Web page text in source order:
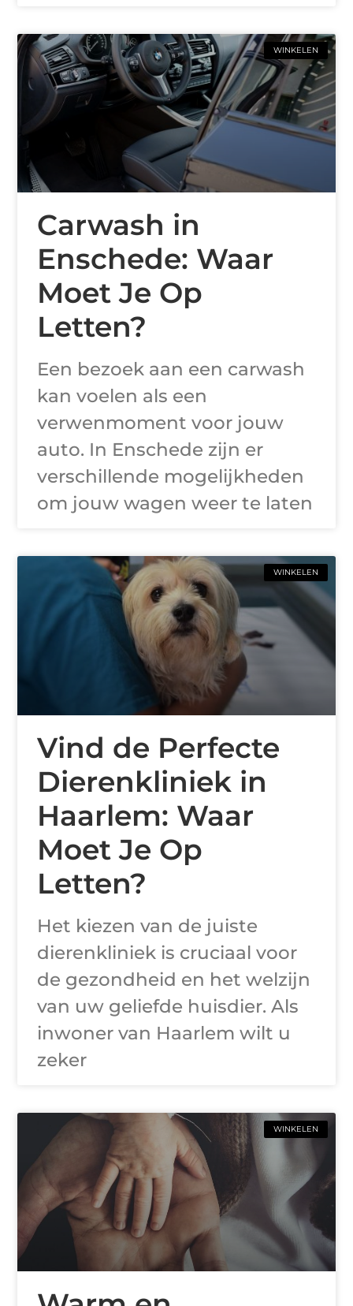
WINKELEN
Carwash in
Enschede: Waar
Moet Je Op
Letten?
Een bezoek aan een carwash
kan voelen als een
verwenmoment voor jouw
auto. In Enschede zijn er
verschillende mogelijkheden
om jouw wagen weer te laten
WINKELEN
Vind de Perfecte
Dierenkliniek in
Haarlem: Waar
Moet Je Op
Letten?
Het kiezen van de juiste
dierenkliniek is cruciaal voor
de gezondheid en het welzijn
van uw geliefde huisdier. Als
inwoner van Haarlem wilt u
zeker
WINKELEN